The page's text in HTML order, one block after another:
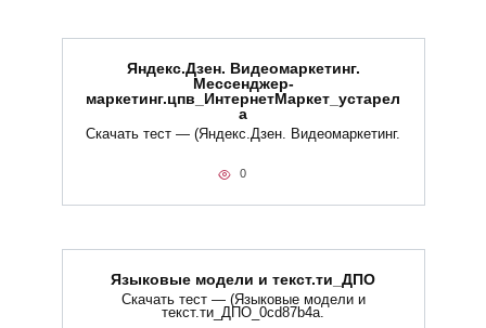
Яндекс.Дзен. Видеомаркетинг.
Мессенджер-
маркетинг.цпв_ИнтернетМаркет_устарел
а
Скачать тест — (Яндекс.Дзен. Видеомаркетинг.
0
Языковые модели и текст.ти_ДПО
Скачать тест — (Языковые модели и
текст.ти_ДПО_0cd87b4a.